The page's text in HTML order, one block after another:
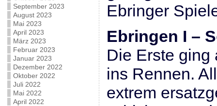
September 2023
August 2023
Mai 2023
April 2023
März 2023
Februar 2023
Januar 2023
Dezember 2022
Oktober 2022
Juli 2022
Mai 2022
April 2022
Ebringer
Ebringen I –
Die Erste ging
ins Rennen.
extrem